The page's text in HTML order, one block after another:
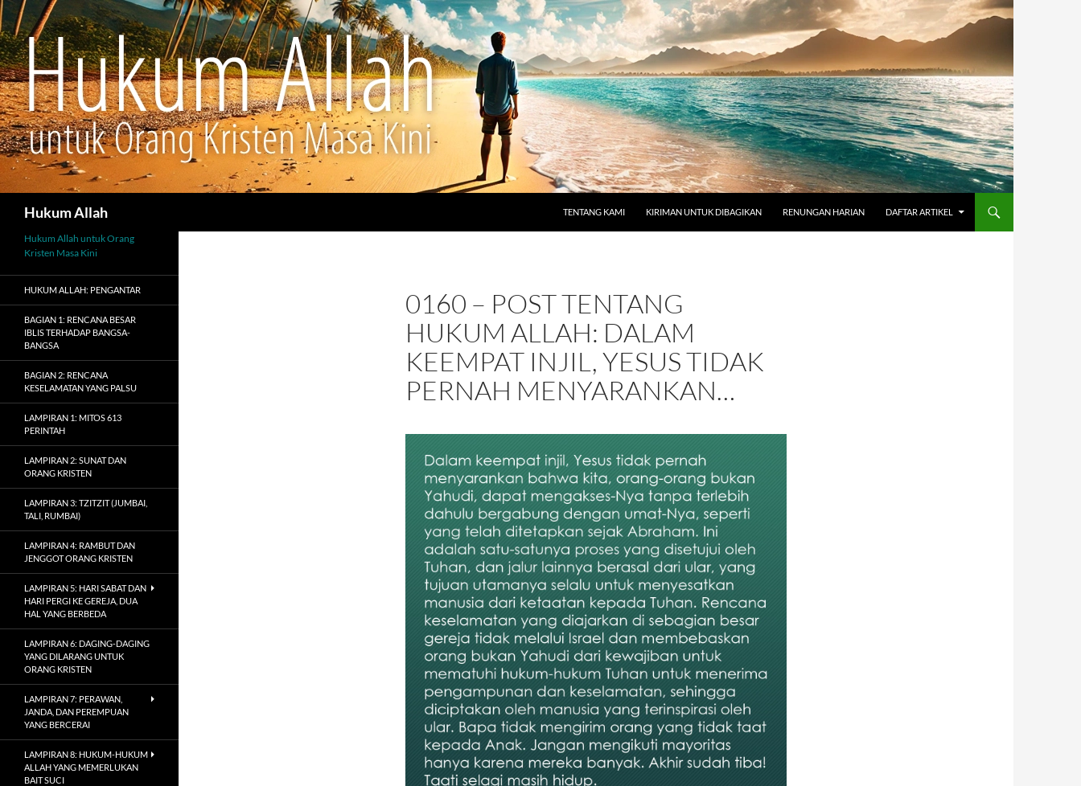
Hukum Allah
TENTANG KAMI
KIRIMAN UNTUK DIBAGIKAN RENUNGAN HARIAN DAFTAR ARTIKEL
0160 – POST TENTANG
HUKUM ALLAH: DALAM
KEEMPAT INJIL, YESUS TIDAK
PERNAH MENYARANKAN…
Hukum Allah untuk Orang
Kristen Masa Kini
HUKUM ALLAH: PENGANTAR
BAGIAN 1: RENCANA BESAR
IBLIS TERHADAP BANGSA-
BANGSA
BAGIAN 2: RENCANA
KESELAMATAN YANG PALSU
LAMPIRAN 1: MITOS 613
PERINTAH
LAMPIRAN 2: SUNAT DAN
ORANG KRISTEN
LAMPIRAN 3: TZITZIT (JUMBAI,
TALI, RUMBAI)
LAMPIRAN 4: RAMBUT DAN
JENGGOT ORANG KRISTEN
LAMPIRAN 5: HARI SABAT DAN
HARI PERGI KE GEREJA, DUA
HAL YANG BERBEDA
LAMPIRAN 6: DAGING-DAGING
YANG DILARANG UNTUK
ORANG KRISTEN
LAMPIRAN 7: PERAWAN,
JANDA, DAN PEREMPUAN
YANG BERCERAI
LAMPIRAN 8: HUKUM-HUKUM
ALLAH YANG MEMERLUKAN
BAIT SUCI